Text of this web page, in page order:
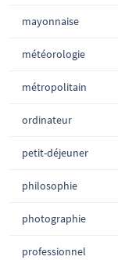
mayonnaise
météorologie
métropolitain
ordinateur
petit-déjeuner
philosophie
photographie
professionnel